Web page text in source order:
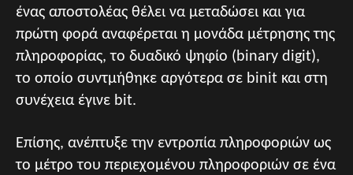
ένας αποστολέας θέλει να μεταδώσει και για
πρώτη φορά αναφέρεται η μονάδα μέτρησης της
πληροφορίας, το δυαδικό ψηφίο (binary digit),
το οποίο συντμήθηκε αργότερα σε binit και στη
συνέχεια έγινε bit.
Επίσης, ανέπτυξε την εντροπία πληροφοριών ως
το μέτρο του περιεχομένου πληροφοριών σε ένα